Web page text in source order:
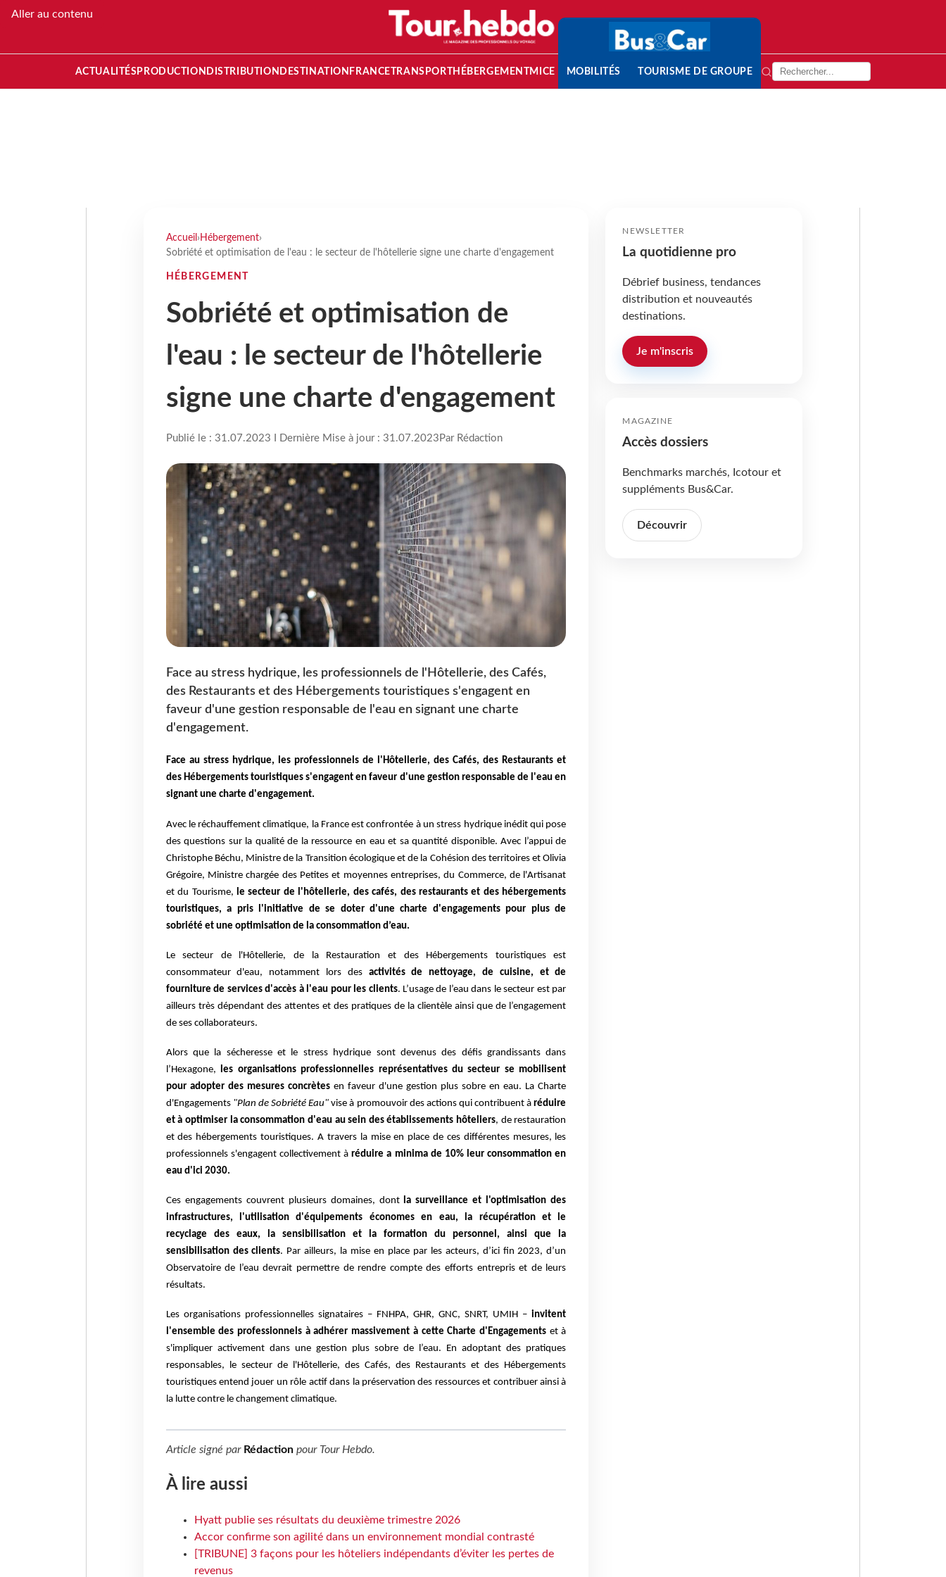
Aller au contenu
ACTUALITÉS PRODUCTION DISTRIBUTION DESTINATION FRANCETRANSPORT HÉBERGEMENTMICE MOBILITÉS TOURISME DE GROUPE
Accueil › Hébergement›
Sobriété et optimisation de l'eau : le secteur de l'hôtellerie signe une charte d'engagement
HÉBERGEMENT
Sobriété et optimisation de
l'eau : le secteur de l'hôtellerie
signe une charte d'engagement
Publié le : 31.07.2023 I Dernière Mise à jour : 31.07.2023 Par Rédaction
Face au stress hydrique, les professionnels de l'Hôtellerie, des Cafés,
des Restaurants et des Hébergements touristiques s'engagent en
faveur d'une gestion responsable de l'eau en signant une charte
d'engagement.
Face au stress hydrique, les professionnels de l'Hôtellerie, des Cafés, des Restaurants et
des Hébergements touristiques s'engagent en faveur d'une gestion responsable de l'eau en
signant une charte d'engagement.
Avec le réchauffement climatique, la France est confrontée à un stress hydrique inédit qui pose
des questions sur la qualité de la ressource en eau et sa quantité disponible. Avec l’appui de
Christophe Béchu, Ministre de la Transition écologique et de la Cohésion des territoires et Olivia
Grégoire, Ministre chargée des Petites et moyennes entreprises, du Commerce, de l'Artisanat
et du Tourisme, le secteur de l'hôtellerie, des cafés, des restaurants et des hébergements
touristiques, a pris l'initiative de se doter d'une charte d'engagements pour plus de
sobriété et une optimisation de la consommation d’eau.
Le secteur de l'Hôtellerie, de la Restauration et des Hébergements touristiques est
consommateur d'eau, notamment lors des activités de nettoyage, de cuisine, et de
fourniture de services d'accès à l'eau pour les clients. L’usage de l’eau dans le secteur est par
ailleurs très dépendant des attentes et des pratiques de la clientèle ainsi que de l’engagement
de ses collaborateurs.
Alors que la sécheresse et le stress hydrique sont devenus des défis grandissants dans
l’Hexagone, les organisations professionnelles représentatives du secteur se mobilisent
pour adopter des mesures concrètes en faveur d'une gestion plus sobre en eau. La Charte
d'Engagements "Plan de Sobriété Eau" vise à promouvoir des actions qui contribuent à réduire
et à optimiser la consommation d'eau au sein des établissements hôteliers, de restauration
et des hébergements touristiques. A travers la mise en place de ces différentes mesures, les
professionnels s'engagent collectivement àréduire a minima de 10% leur consommation en
eau d'ici 2030.
Ces engagements couvrent plusieurs domaines, dontla surveillance et l'optimisation des
infrastructures, l'utilisation d'équipements économes en eau, la récupération et le
recyclage des eaux, la sensibilisation et la formation du personnel, ainsi que la
sensibilisation des clients. Par ailleurs, la mise en place par les acteurs, d’ici fin 2023, d’un
Observatoire de l’eau devrait permettre de rendre compte des efforts entrepris et de leurs
résultats.
Les organisations professionnelles signataires – FNHPA, GHR, GNC, SNRT, UMIH – invitent
l'ensemble des professionnels à adhérer massivement à cette Charte d'Engagements et à
s'impliquer activement dans une gestion plus sobre de l’eau. En adoptant des pratiques
responsables, le secteur de l'Hôtellerie, des Cafés, des Restaurants et des Hébergements
touristiques entend jouer un rôle actif dans la préservation des ressources et contribuer ainsi à
la lutte contre le changement climatique.
Article signé par Rédactionpour Tour Hebdo.
À lire aussi
Hyatt publie ses résultats du deuxième trimestre 2026
Accor confirme son agilité dans un environnement mondial contrasté
[TRIBUNE] 3 façons pour les hôteliers indépendants d’éviter les pertes de
revenus
NEWSLETTER
La quotidienne pro
Débrief business, tendances
distribution et nouveautés
destinations.
Je m'inscris
MAGAZINE
Accès dossiers
Benchmarks marchés, Icotour et
suppléments Bus&Car.
Découvrir